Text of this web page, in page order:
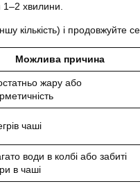
1–2 хвилини.
кількість) і продовжуйте
Можлива причина
жару або
чаші
води в колбі або забиті
в чаші